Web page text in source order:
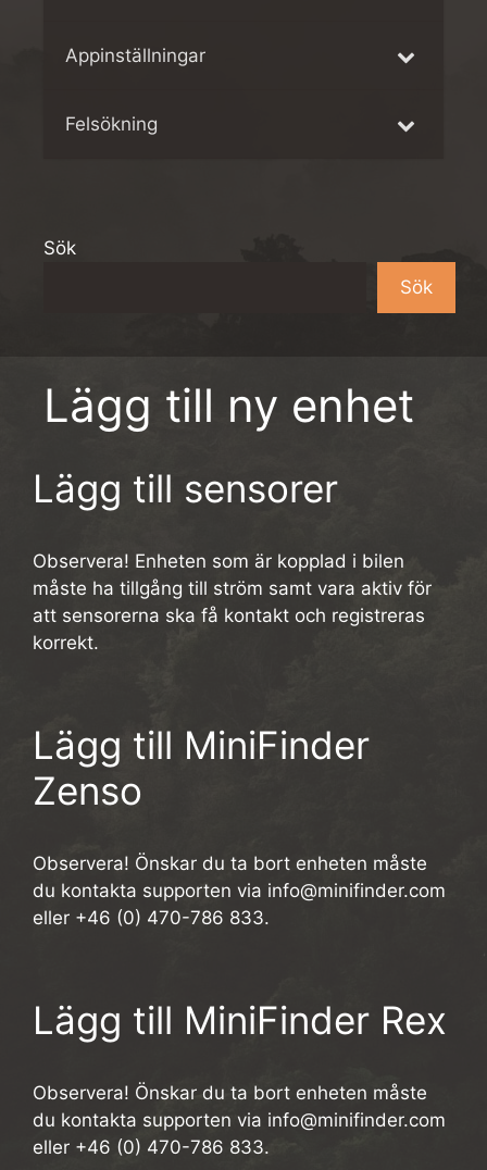
Lägg till ny enhet
Lägg till sensorer
Observera! Enheten som är kopplad i bilen
måste ha tillgång till ström samt vara aktiv för
att sensorerna ska få kontakt och registreras
korrekt.
Lägg till MiniFinder
Zenso
Observera! Önskar du ta bort enheten måste
du kontakta supporten via info@minifinder.com
eller +46 (0) 470-786 833.
Lägg till MiniFinder Rex
Observera! Önskar du ta bort enheten måste
du kontakta supporten via info@minifinder.com
eller +46 (0) 470-786 833.
Appinställningar
Felsökning
Sök
Sök